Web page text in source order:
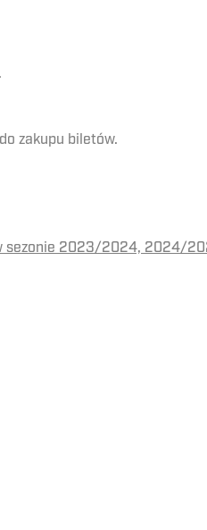
zakupu biletów.
w sezonie 2023/2024, 2024/